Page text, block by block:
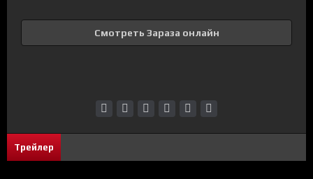
Смотреть Зараза онлайн
Трейлер